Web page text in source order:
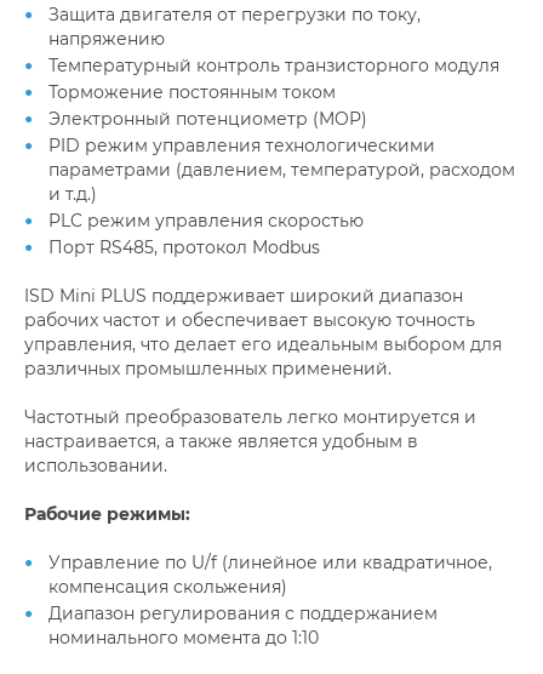
Защита двигателя от перегрузки по току,
напряжению
Температурный контроль транзисторного модуля
Торможение постоянным током
Электронный потенциометр (MOP)
PID режим управления технологическими
параметрами (давлением, температурой, расходом
и т.д.)
PLC режим управления скоростью
Порт RS485, протокол Modbus
ISD Mini PLUS поддерживает широкий диапазон
рабочих частот и обеспечивает высокую точность
управления, что делает его идеальным выбором для
различных промышленных применений.
Частотный преобразователь легко монтируется и
настраивается, а также является удобным в
использовании.
Рабочие режимы:
Управление по U/f (линейное или квадратичное,
компенсация скольжения)
Диапазон регулирования с поддержанием
номинального момента до 1:10